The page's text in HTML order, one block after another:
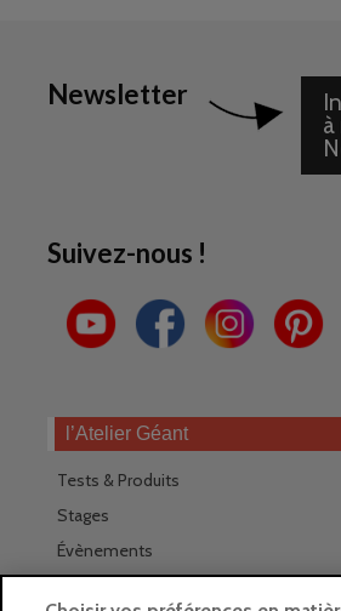
Newsletter
Suivez-nous !
l’Atelier Géant
Tests & Produits
Stages
Évènements